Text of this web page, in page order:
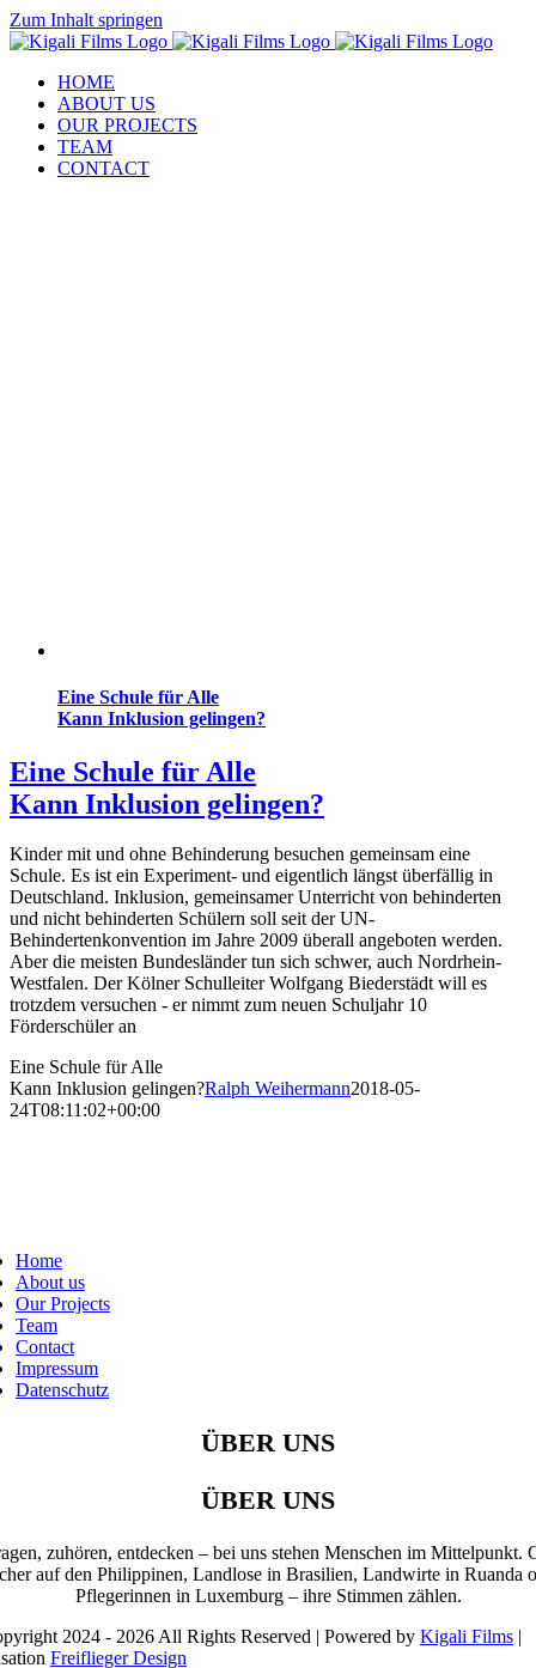
Zum Inhalt springen
HOME
ABOUT US
OUR PROJECTS
TEAM
CONTACT
Eine Schule für Alle
Kann Inklusion gelingen?
Eine Schule für Alle
Kann Inklusion gelingen?
Kinder mit und ohne Behinderung besuchen gemeinsam eine
Schule. Es ist ein Experiment- und eigentlich längst überfällig in
Deutschland. Inklusion, gemeinsamer Unterricht von behinderten
und nicht behinderten Schülern soll seit der UN-
Behindertenkonvention im Jahre 2009 überall angeboten werden.
Aber die meisten Bundesländer tun sich schwer, auch Nordrhein-
Westfalen. Der Kölner Schulleiter Wolfgang Biederstädt will es
trotzdem versuchen - er nimmt zum neuen Schuljahr 10
Förderschüler an
Eine Schule für Alle
Kann Inklusion gelingen?Ralph Weihermann2018-05-
24T08:11:02+00:00
Home
About us
Our Projects
Team
Contact
Impressum
Datenschutz
ÜBER UNS
ÜBER UNS
zuhören, entdecken – bei uns stehen Menschen im Mittelpunkt.
auf den Philippinen, Landlose in Brasilien, Landwirte in Ruanda
Pflegerinnen in Luxemburg – ihre Stimmen zählen.
2024 - 2026 All Rights Reserved | Powered by Kigali Films |
Freiflieger Design